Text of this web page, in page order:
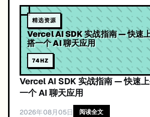
精选资源
Vercel AI SDK 实战指南 — 快速
搭一个 AI 聊天应用
74HZ
Vercel AI SDK 实战指南 — 快速
一个 AI 聊天应用
2026年08月05日 阅读全文